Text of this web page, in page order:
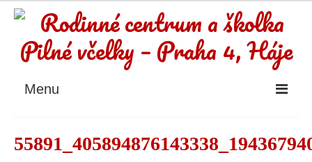
Menu
Rodinné centrum